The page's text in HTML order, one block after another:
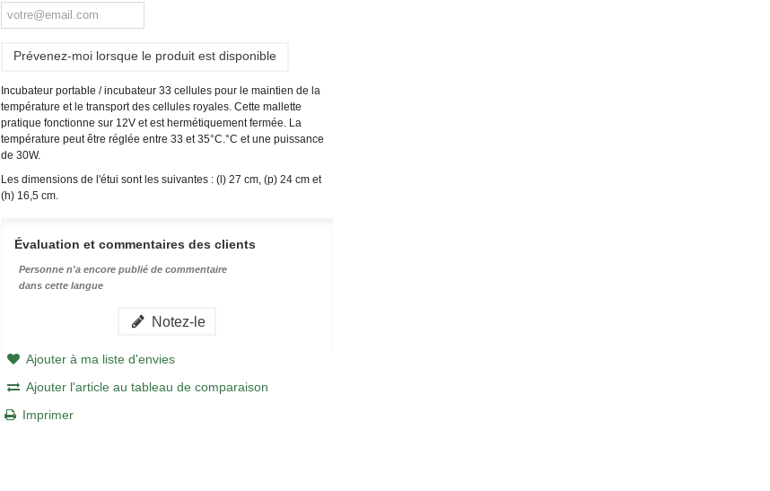
Prévenez-moi lorsque le produit est disponible
Incubateur portable / incubateur 33 cellules pour le maintien de la
température et le transport des cellules royales. Cette mallette
pratique fonctionne sur 12V et est hermétiquement fermée. La
température peut être réglée entre 33 et 35°C.°C et une puissance
de 30W.
Les dimensions de l'étui sont les suivantes : (l) 27 cm, (p) 24 cm et
(h) 16,5 cm.
Évaluation et commentaires des clients
Personne n'a encore publié de commentaire
dans cette langue
Notez-le
Ajouter à ma liste d'envies
Ajouter l'article au tableau de comparaison
Imprimer